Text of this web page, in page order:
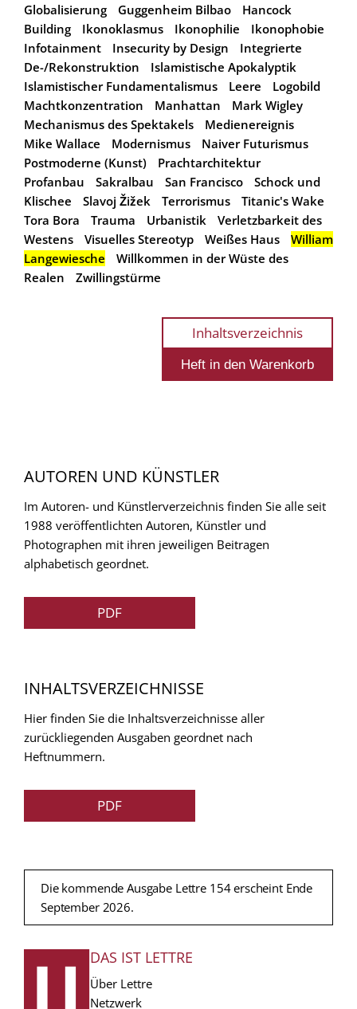
Globalisierung
Guggenheim Bilbao
Hancock
Building
Ikonoklasmus Ikonophilie
Ikonophobie
Infotainment
Insecurity by Design
Integrierte
De-/Rekonstruktion
Islamistische Apokalyptik
Islamistischer Fundamentalismus
Leere
Logobild
Machtkonzentration
Manhattan
Mark Wigley
Mechanismus des Spektakels
Medienereignis
Mike Wallace
Modernismus
Naiver Futurismus
Postmoderne (Kunst)
Prachtarchitektur
Profanbau
Sakralbau San Francisco
Schock und
Klischee
Slavoj Žižek Terrorismus
Titanic's Wake
Tora Bora
Trauma Urbanistik
Verletzbarkeit des
Westens
Visuelles Stereotyp Weißes Haus
William
Langewiesche
Willkommen in der Wüste des
Realen
Zwillingstürme
Inhaltsverzeichnis
AUTOREN UND KÜNSTLER
Im Autoren- und Künstlerverzeichnis finden Sie alle seit
1988 veröffentlichten Autoren, Künstler und
Photographen mit ihren jeweiligen Beitragen
alphabetisch geordnet.
PDF
INHALTSVERZEICHNISSE
Hier finden Sie die Inhaltsverzeichnisse aller
zurückliegenden Ausgaben geordnet nach
Heftnummern.
PDF
Die kommende Ausgabe Lettre 154 erscheint Ende
September 2026.
FUSSZEILE
DAS IST LETTRE
Über Lettre
Netzwerk